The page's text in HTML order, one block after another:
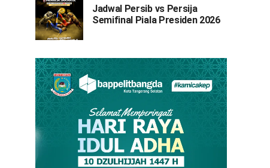
Jadwal Persib vs Persija
Semifinal Piala Presiden 2026